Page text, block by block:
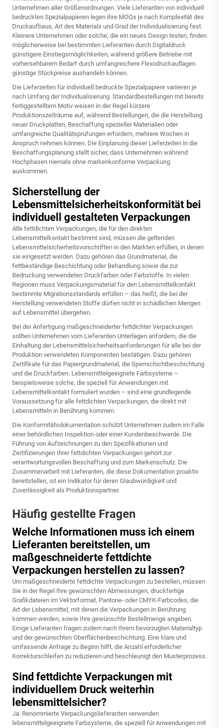
Unternehmen aller Größenordnungen. Viele Lieferanten von individuell
bedruckten Spezialpapieren legen ihre MOQs je nach Komplexität des
Druckaufbaus, Art des Materials und Grad der Individualisierung fest.
Kleinere Unternehmen oder solche, die ein neues Design testen, finden
möglicherweise bei bestimmten Lieferanten durch Digitaldruck
günstigere Einstiegsmöglichkeiten, während größere Betriebe mit
vorhersehbarem Bedarf durch umfangreichere Flexodruckauflagen
günstige Stückpreise aushandeln können.
Die Lieferzeiten für individuell bedruckte Spezialpapiere variieren je
nach Umfang der Individualisierung. Standardbestellungen mit bereits
fertiggestelltem Motiv weisen in der Regel kürzere
Produktionszeiträume auf, während Bestellungen, die die Herstellung
neuer Druckplatten, Beschaffung spezieller Materialien oder
umfangreiche Qualitätsprüfungen erfordern, mehrere Wochen in
Anspruch nehmen können. Die Einplanung dieser Lieferzeiten in die
Beschaffungsplanung stellt sicher, dass Unternehmen während
Hochphasen niemals ohne markenkonforme Verpackung
auskommen.
Sicherstellung der
Lebensmittelsicherheitskonformität bei
individuell gestalteten Verpackungen
Alle fettdichten Verpackungen, die für den direkten
Lebensmittelkontakt bestimmt sind, müssen die geltenden
Lebensmittelsicherheitsvorschriften in den Märkten erfüllen, in denen
sie eingesetzt werden. Dazu gehören das Grundmaterial, die
fettbeständige Beschichtung oder Behandlung sowie die zur
Bedruckung verwendeten Druckfarben oder Farbstoffe. In vielen
Regionen muss Verpackungsmaterial für den Lebensmittelkontakt
bestimmte Migrationsstandards erfüllen – das heißt, die bei der
Herstellung verwendeten Stoffe dürfen nicht in schädlichen Mengen
auf Lebensmittel übergehen.
Bei der Anfertigung maßgeschneiderter fettdichter Verpackungen
sollten Unternehmen vom Lieferanten Unterlagen anfordern, die die
Einhaltung der Lebensmittelsicherheitsanforderungen für alle bei der
Produktion verwendeten Komponenten bestätigen. Dazu gehören
Zertifikate für das Papiergrundmaterial, die Sperrschichtbeschichtung
und die Druckfarben. Lebensmittelgeeignete Farbsysteme –
beispielsweise solche, die speziell für Anwendungen mit
Lebensmittelkontakt formuliert wurden – sind eine grundlegende
Voraussetzung für alle fettdichten Verpackungen, die direkt mit
Lebensmitteln in Berührung kommen.
Die Konformitätsdokumentation schützt Unternehmen zudem im Falle
einer behördlichen Inspektion oder einer Kundenbeschwerde. Die
Führung von Aufzeichnungen zu den Spezifikationen und
Zertifizierungen Ihrer fettdichten Verpackungen gehört zur
verantwortungsvollen Beschaffung und zum Markenschutz. Die
Zusammenarbeit mit Lieferanten, die diese Dokumentation proaktiv
bereitstellen, ist ein Indikator für deren Glaubwürdigkeit und
Zuverlässigkeit als Produktionspartner.
Häufig gestellte Fragen
Welche Informationen muss ich einem
Lieferanten bereitstellen, um
maßgeschneiderte fettdichte
Verpackungen herstellen zu lassen?
Um maßgeschneiderte fettdichte Verpackungen zu bestellen, müssen
Sie in der Regel Ihre gewünschten Abmessungen, druckfertige
Grafikdateien im Vektorformat, Pantone- oder CMYK-Farbcodes, die
Art der Lebensmittel, mit denen die Verpackungen in Berührung
kommen werden, sowie Ihre gewünschte Bestellmenge angeben.
Einige Lieferanten fragen zudem nach Ihrem bevorzugten Materialtyp
und der gewünschten Oberflächenbeschichtung. Eine klare und
umfassende Anfrage zu Beginn hilft, die Anzahl erforderlicher
Korrekturschleifen zu reduzieren und beschleunigt den Musterprozess.
Sind fettdichte Verpackungen mit
individuellem Druck weiterhin
lebensmittelsicher?
Ja. Renommierte Verpackungslieferanten verwenden
lebensmittelgeeignete Farbsysteme, die speziell für Anwendungen mit